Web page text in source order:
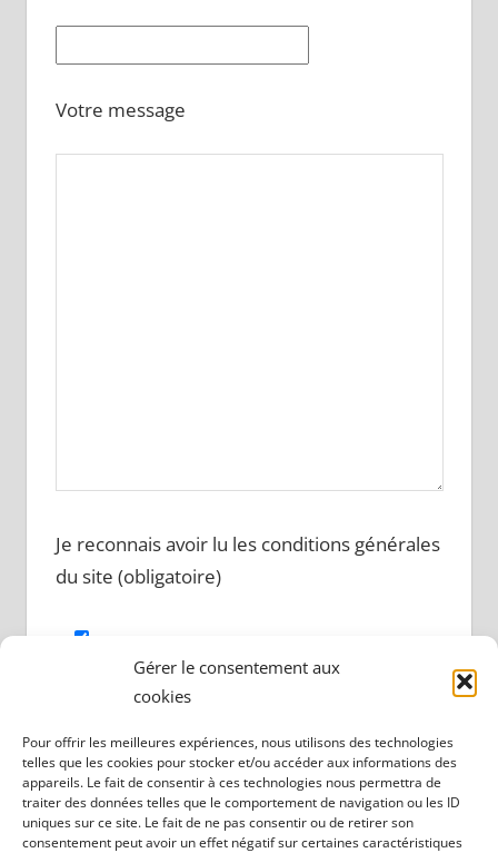
Gérer le consentement aux
cookies
Pour offrir les meilleures expériences, nous utilisons des technologies
telles que les cookies pour stocker et/ou accéder aux informations des
appareils. Le fait de consentir à ces technologies nous permettra de
traiter des données telles que le comportement de navigation ou les ID
uniques sur ce site. Le fait de ne pas consentir ou de retirer son
consentement peut avoir un effet négatif sur certaines caractéristiques
Votre message
Je reconnais avoir lu les conditions générales
du site (obligatoire)